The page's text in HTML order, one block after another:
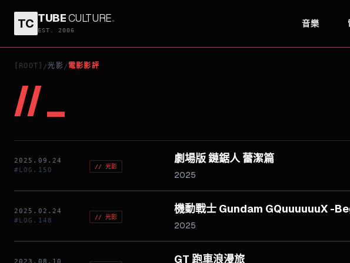
TC TUBECULTURE.
EST. 2006
音樂
[ROOT] /光影 /電影影評
//
2025.09.24
#LOG. 150 // 光影
劇場版 鏈鋸人 蕾潔篇
2025
2025.02.24
#LOG. 148 // 光影
機動戰士 Gundam GQuuuuuuX -
2025
GT 跑車浪漫旅